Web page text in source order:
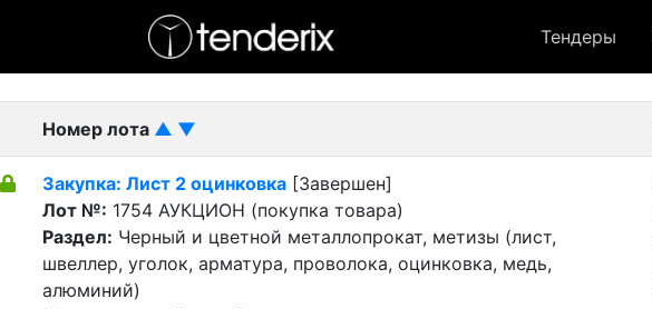
Тендеры
- Завершенный лот
Номер лота ▲ ▼
Закупка: Лист 2 оцинковка [Завершен]
Лот №: 1754 АУКЦИОН (покупка товара)
Раздел: Черный и цветной металлопрокат, метизы (лист,
швеллер, уголок, арматура, проволока, оцинковка, медь,
алюминий)